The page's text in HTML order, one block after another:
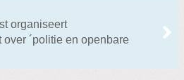
organiseert
´politie en openbare